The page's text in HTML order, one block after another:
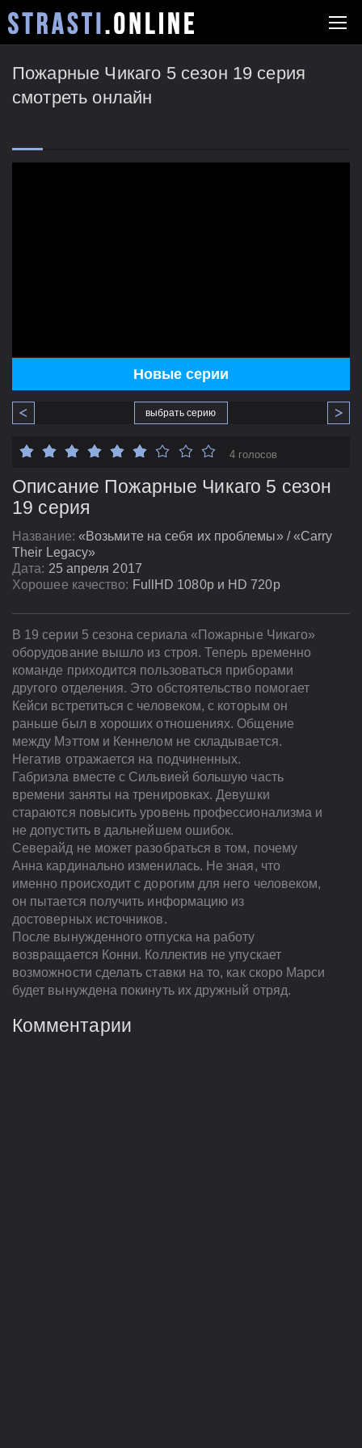
Пожарные Чикаго 5 сезон 19 серия
смотреть онлайн
Новые серии
выбрать серию
Описание Пожарные Чикаго 5 сезон
19 серия
Название: «Возьмите на себя их проблемы» / «Carry
Their Legacy»
Дата: 25 апреля 2017
Хорошее качество: FullHD 1080p и HD 720p
4 голосов
В 19 серии 5 сезона сериала «Пожарные Чикаго»
оборудование вышло из строя. Теперь временно
команде приходится пользоваться приборами
другого отделения. Это обстоятельство помогает
Кейси встретиться с человеком, с которым он
раньше был в хороших отношениях. Общение
между Мэттом и Кеннелом не складывается.
Негатив отражается на подчиненных.
Габриэла вместе с Сильвией большую часть
времени заняты на тренировках. Девушки
стараются повысить уровень профессионализма и
не допустить в дальнейшем ошибок.
Северайд не может разобраться в том, почему
Анна кардинально изменилась. Не зная, что
именно происходит с дорогим для него человеком,
он пытается получить информацию из
достоверных источников.
После вынужденного отпуска на работу
возвращается Конни. Коллектив не упускает
возможности сделать ставки на то, как скоро Марси
будет вынуждена покинуть их дружный отряд.
Комментарии